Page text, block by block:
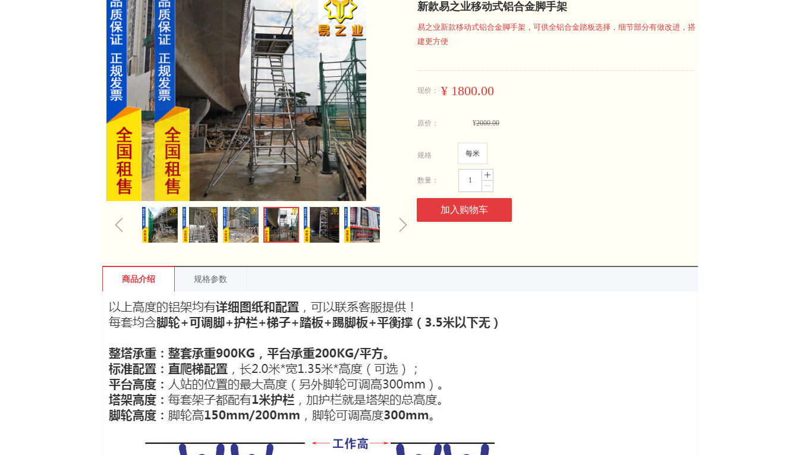
ꁆ ꁇ
新款易之业移动式铝合金脚手架
易之业新款移动式铝合金脚手架，可供全铝合金踏板选择，细节部分有做改进，搭
建更方便
现价： ¥ 1800.00
原价： ¥2000.00
规格 每米
数量：
ꄸ
ꄷ
加入购物车
商品介绍 规格参数